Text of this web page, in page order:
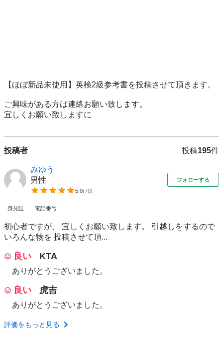
【ほぼ新品未使用】英検2級参考書を投稿させて頂きます。
ご興味がある方は連絡お願い致します。
宜しくお願い致しますに
投稿者 投稿195件
みゆう
男性
5.0(70)
フォローする
身分証 電話番号
初心者ですが、 宜しくお願い致します。 引越しをするので
いろんな物を 投稿させて頂...
良い KTA
ありがとうございました。
良い 虎吉
ありがとうございました。
評価をもっと見る